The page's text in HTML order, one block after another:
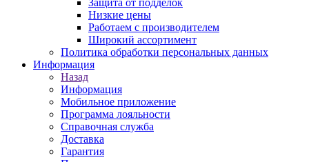
Защита от подделок
Низкие цены
Работаем с производителем
Широкий ассортимент
Политика обработки персональных данных
Информация
Назад
Информация
Мобильное приложение
Программа лояльности
Справочная служба
Доставка
Гарантия